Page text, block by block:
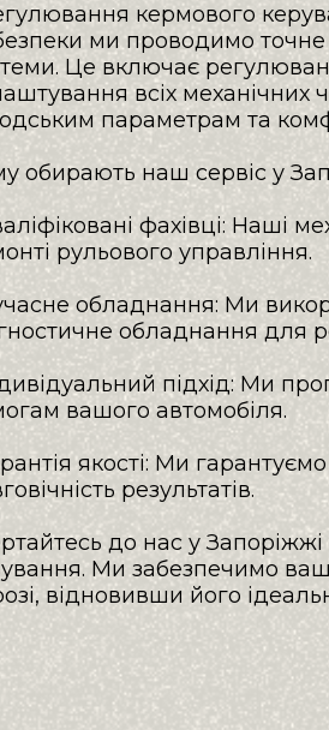
кермового
ми проводимо
Це включає
всіх механічних
параметрам та
обирають наш сервіс у
фахівці: Наші
рульового управління.
обладнання: Ми
обладнання для
підхід: Ми
вашого автомобіля.
якості: Ми
результатів.
до нас у
Ми забезпечимо
відновивши його